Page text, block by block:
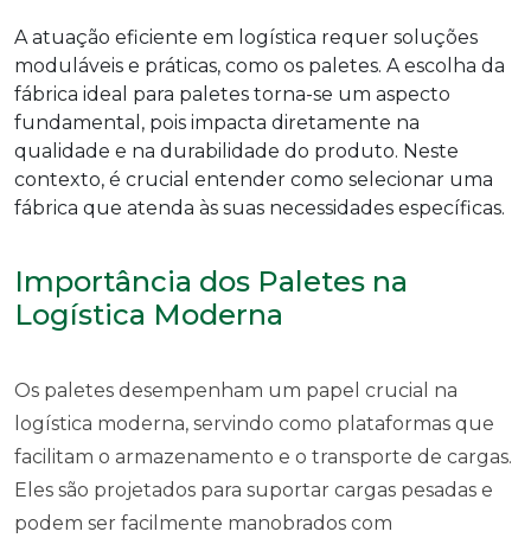
A atuação eficiente em logística requer soluções
moduláveis e práticas, como os paletes. A escolha da
fábrica ideal para paletes torna-se um aspecto
fundamental, pois impacta diretamente na
qualidade e na durabilidade do produto. Neste
contexto, é crucial entender como selecionar uma
fábrica que atenda às suas necessidades específicas.
Importância dos Paletes na
Logística Moderna
Os paletes desempenham um papel crucial na
logística moderna, servindo como plataformas que
facilitam o armazenamento e o transporte de cargas.
Eles são projetados para suportar cargas pesadas e
podem ser facilmente manobrados com